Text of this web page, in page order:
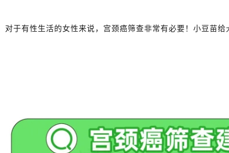
对于有性生活的女性来说，宫颈癌筛查非常有必要！小豆苗给